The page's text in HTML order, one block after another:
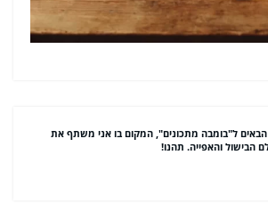
הבאים ל"בומבה מתכונים", המקום בו אני משתף את
הבישול והאפייה. תהנו!